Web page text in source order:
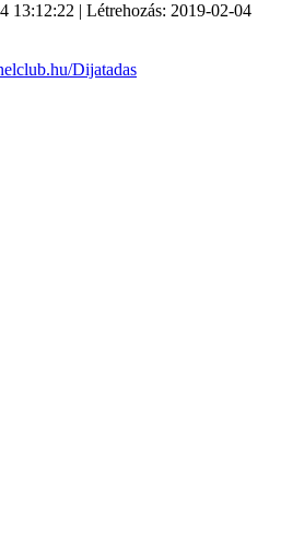
13:12:22 | Létrehozás: 2019-02-04
Dijatadas